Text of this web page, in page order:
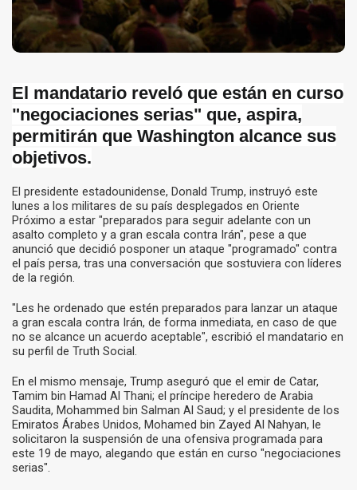
El mandatario reveló que están en curso
"negociaciones serias" que, aspira,
permitirán que Washington alcance sus
objetivos.
El presidente estadounidense, Donald Trump, instruyó este
lunes a los militares de su país desplegados en Oriente
Próximo a estar "preparados para seguir adelante con un
asalto completo y a gran escala contra Irán", pese a que
anunció que decidió posponer un ataque "programado" contra
el país persa, tras una conversación que sostuviera con líderes
de la región.
"Les he ordenado que estén preparados para lanzar un ataque
a gran escala contra Irán, de forma inmediata, en caso de que
no se alcance un acuerdo aceptable", escribió el mandatario en
su perfil de Truth Social.
En el mismo mensaje, Trump aseguró que el emir de Catar,
Tamim bin Hamad Al Thani; el príncipe heredero de Arabia
Saudita, Mohammed bin Salman Al Saud; y el presidente de los
Emiratos Árabes Unidos, Mohamed bin Zayed Al Nahyan, le
solicitaron la suspensión de una ofensiva programada para
este 19 de mayo, alegando que están en curso "negociaciones
serias".